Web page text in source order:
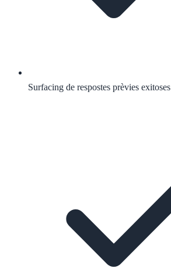
Surfacing de respostes prèvies exitoses